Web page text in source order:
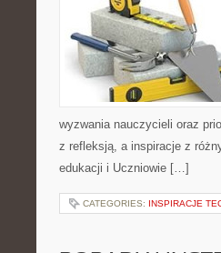
wyzwania nauczycieli oraz
z refleksją, a inspiracje z
edukacji i Uczniowie […]
CATEGORIES: INSPIRACJE